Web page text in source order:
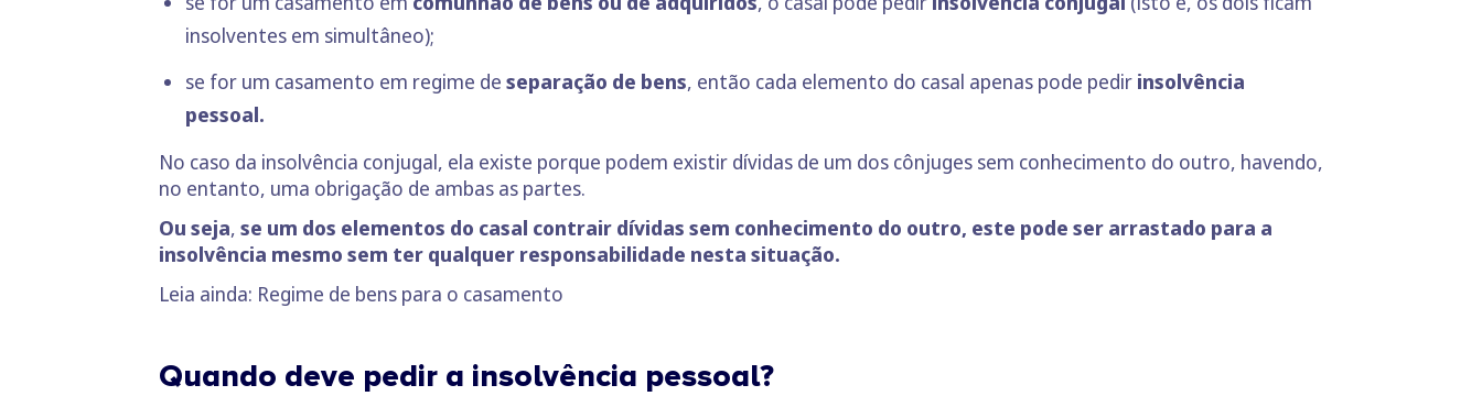
insolventes em simultâneo);
se for um casamento em regime de separação de bens, então cada elemento do casal apenas pode pedir insolvência
pessoal.
No caso da insolvência conjugal, ela existe porque podem existir dívidas de um dos cônjuges sem conhecimento do outro, havendo,
no entanto, uma obrigação de ambas as partes.
Ou seja, se um dos elementos do casal contrair dívidas sem conhecimento do outro, este pode ser arrastado para a
insolvência mesmo sem ter qualquer responsabilidade nesta situação.
Leia ainda: Regime de bens para o casamento
Quando deve pedir a insolvência pessoal?